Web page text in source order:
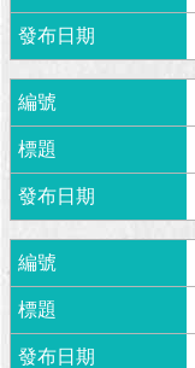
即
時
聞
澄
清
雙
語
詞
彙
台
北